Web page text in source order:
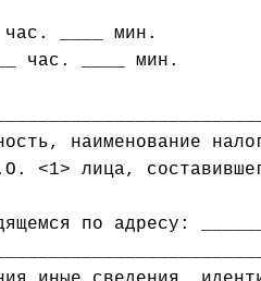
час. ____ мин.
наименование
<1> лица,
по адресу: